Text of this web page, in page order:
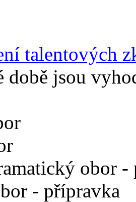
talentových
době jsou
obor -
- přípravka